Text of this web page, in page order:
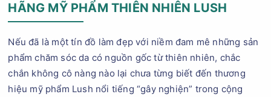
HÃNG MỸ PHẨM THIÊN NHIÊN LUSH
Nếu đã là một tín đồ làm đẹp với niềm đam mê những sản
phẩm chăm sóc da có nguồn gốc từ thiên nhiên, chắc
chắn không cô nàng nào lại chưa từng biết đến thương
hiệu mỹ phẩm Lush nổi tiếng “gây nghiện” trong cộng